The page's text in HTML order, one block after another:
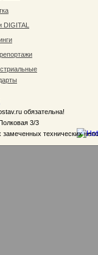
DIGITAL
обязательна!
3/3
технических